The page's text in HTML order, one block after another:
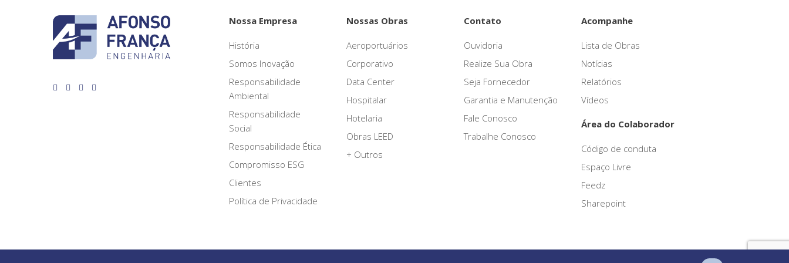
Nossa Empresa
História
Somos Inovação
Responsabilidade
Ambiental
Responsabilidade
Social
Responsabilidade Ética
Compromisso ESG
Clientes
Política de Privacidade
Nossas Obras
Aeroportuários
Corporativo
Data Center
Hospitalar
Hotelaria
Obras LEED
+ Outros
Contato
Ouvidoria
Realize Sua Obra
Seja Fornecedor
Garantia e Manutenção
Fale Conosco
Trabalhe Conosco
Acompanhe
Lista de Obras
Notícias
Relatórios
Vídeos
Área do Colaborador
Código de conduta
Espaço Livre
Feedz
Sharepoint